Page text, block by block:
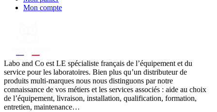
Mon compte
Labo and Co est LE spécialiste français de l’équipement et du
service pour les laboratoires. Bien plus qu’un distributeur de
produits multi-marques nous nous distinguons par notre
connaissance de vos métiers et les services associés : aide au choix
de l’équipement, livraison, installation, qualification, formation,
entretien, maintenance…